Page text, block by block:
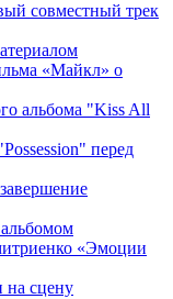
совместный трек
«Майкл» о
альбома "Kiss All
перед
«Эмоции
на сцену